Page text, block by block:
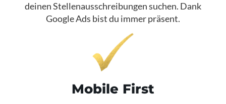
deinen Stellenausschreibungen suchen. Dank
Google Ads bist du immer präsent.​
Mobile First​